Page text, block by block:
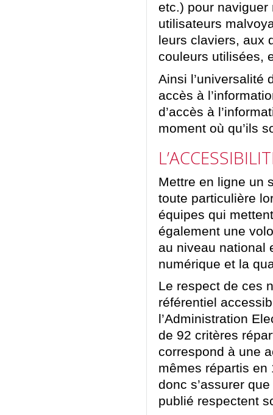
etc.) pour
utilisateurs
leurs claviers, aux
couleurs utilisées,
Ainsi l’universalité
accès à
d’accès à
moment où qu’ils
Mettre en ligne un
toute particulière
équipes qui
également une
au niveau national
numérique et la
Le respect de ces
référentiel
l’Administration
de 92 critères
correspond à une
mêmes répartis en
donc s’assurer
publié respectent